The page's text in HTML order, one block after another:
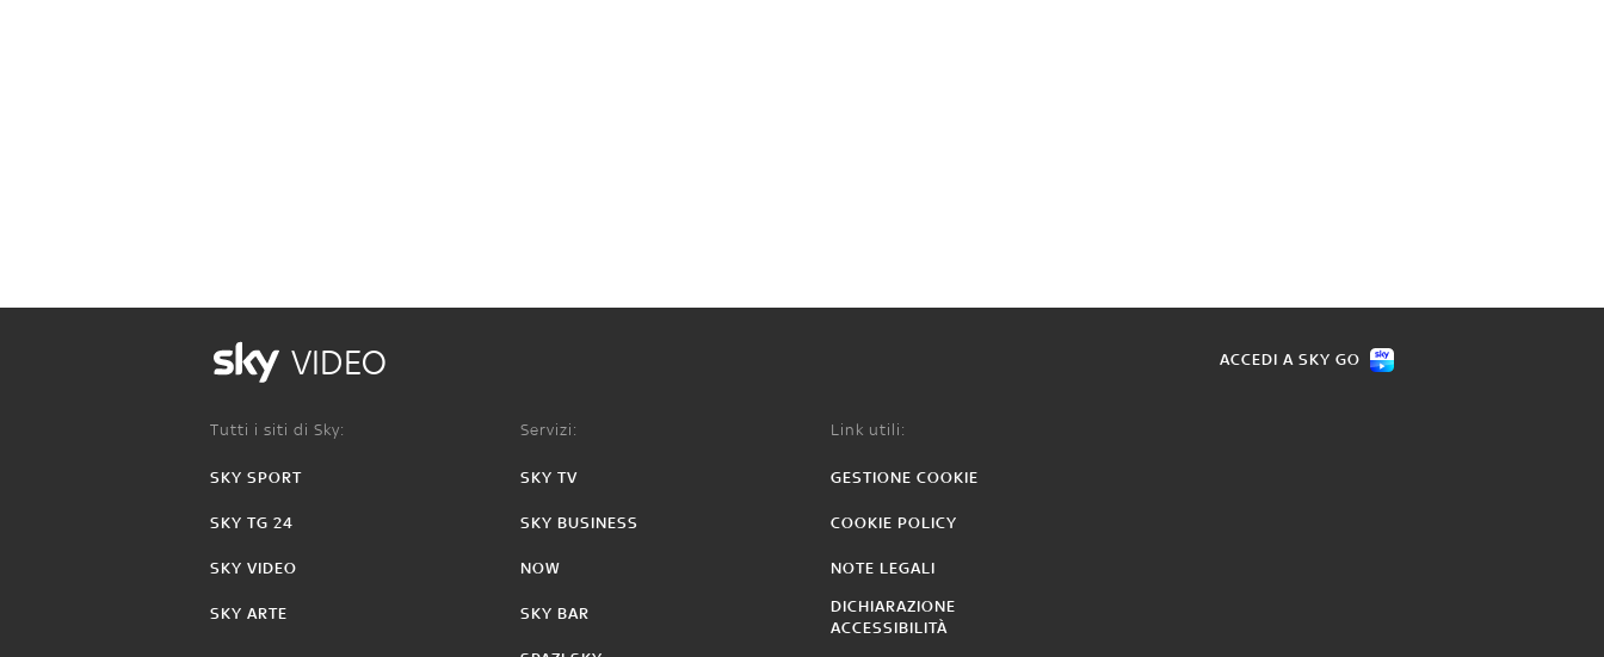
VIDEO ACCEDI A SKY GO
Tutti i siti di Sky:
SKY SPORT
SKY TG 24
SKY VIDEO
SKY ARTE
Servizi:
SKY TV
SKY BUSINESS
NOW
SKY BAR
Link utili:
GESTIONE COOKIE
COOKIE POLICY
NOTE LEGALI
DICHIARAZIONE
ACCESSIBILITÀ